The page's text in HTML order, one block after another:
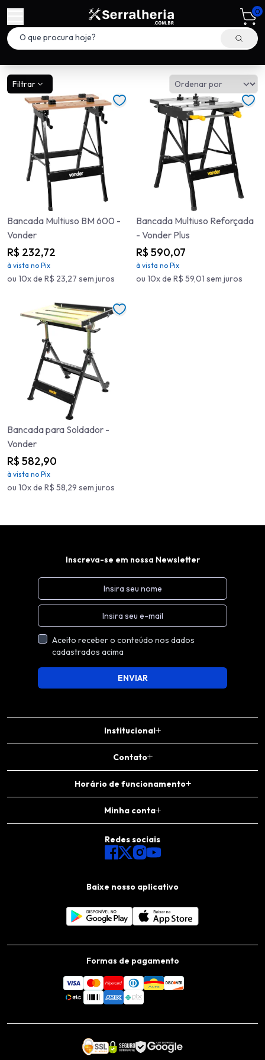
0
Filtrar
Bancada Multiuso BM 600 -
Vonder
R$ 232,72
à vista no Pix
ou 10x de R$ 23,27 sem juros
Bancada Multiuso Reforçada
- Vonder Plus
R$ 590,07
à vista no Pix
ou 10x de R$ 59,01 sem juros
Bancada para Soldador -
Vonder
R$ 582,90
à vista no Pix
ou 10x de R$ 58,29 sem juros
Institucional
Contato
Horário de funcionamento
Minha conta
Baixe nosso aplicativo
Redes sociais
Inscreva-se em nossa Newsletter
Aceito receber o conteúdo nos dados
cadastrados acima
ENVIAR
Formas de pagamento